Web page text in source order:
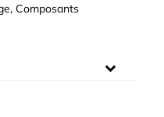
Composants